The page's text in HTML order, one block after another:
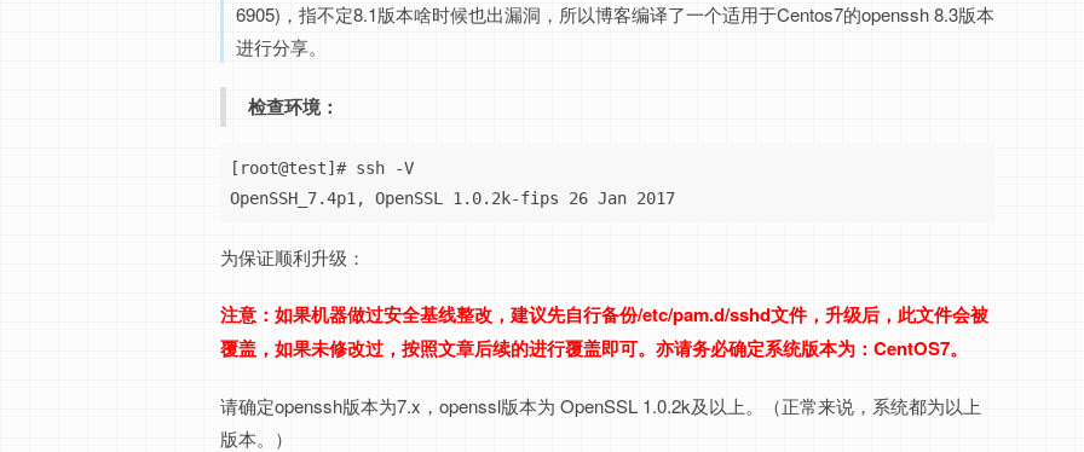
6905)，指不定8.1版本啥时候也出漏洞，所以博客编译了一个适用于Centos7的openssh 8.3版本
进行分享。
检查环境：
[root@test]# ssh -V
OpenSSH_7.4p1, OpenSSL 1.0.2k-fips 26 Jan 2017
为保证顺利升级：
注意：如果机器做过安全基线整改，建议先自行备份/etc/pam.d/sshd文件，升级后，此文件会被
覆盖，如果未修改过，按照文章后续的进行覆盖即可。亦请务必确定系统版本为：CentOS7。
请确定openssh版本为7.x，openssl版本为 OpenSSL 1.0.2k及以上。（正常来说，系统都为以上
版本。）